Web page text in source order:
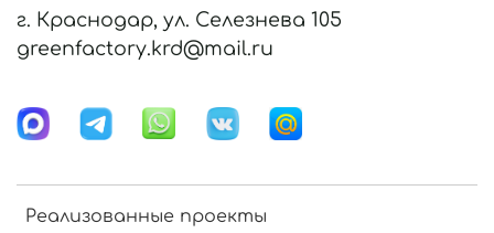
Реализованные проекты
г. Краснодар, ул. Селезнева 105
greenfactory.krd@mail.ru